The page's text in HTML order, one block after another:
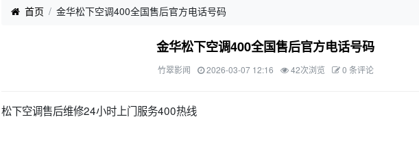
首页 金华松下空调400全国售后官方电话号码
金华松下空调400全国售后官方电话号码
竹翠影闻 2026-03-07 12:16 42次浏览 0 条评论
松下空调售后维修24小时上门服务400热线